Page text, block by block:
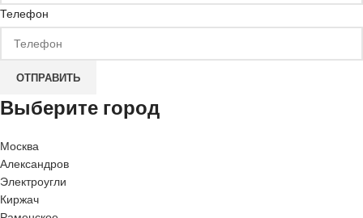
Телефон
ОТПРАВИТЬ
Выберите город
Москва
Александров
Электроугли
Киржач